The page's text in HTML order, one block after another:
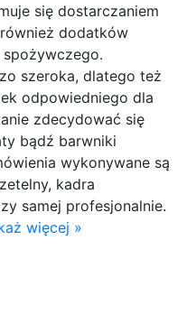
się dostarczaniem
dodatków
spożywczego.
szeroka, dlatego też
odpowiedniego dla
zdecydować się
bądź barwniki
wykonywane są
kadra
samej profesjonalnie.
więcej »